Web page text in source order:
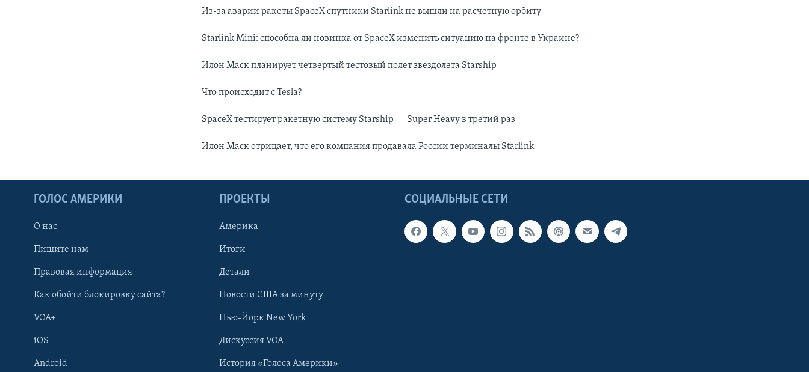
Из-за аварии ракеты SpaceX спутники Starlink не вышли на расчетную орбиту
Starlink Mini: способна ли новинка от SpaceX изменить ситуацию на фронте в Украине?
Илон Маск планирует четвертый тестовый полет звездолета Starship
Что происходит с Tesla?
SpaceX тестирует ракетную систему Starship — Super Heavy в третий раз
Илон Маск отрицает, что его компания продавала России терминалы Starlink
СОЦИАЛЬНЫЕ СЕТИ
ГОЛОС АМЕРИКИ
О нас
Пишите нам
Правовая информация
Как обойти блокировку сайта?
VOA+
iOS
Android
ПРОЕКТЫ
Америка
Итоги
Детали
Новости США за минуту
Нью-Йорк New York
Дискуссия VOA
История «Голоса Америки»